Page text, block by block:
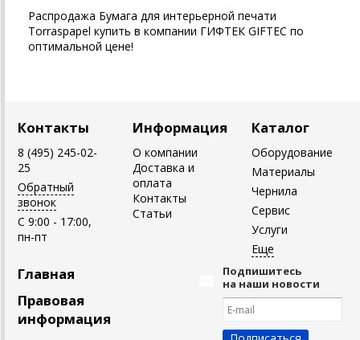
Распродажа Бумага для интерьерной печати
Torraspapel купить в компании ГИФТЕК GIFTEC по
оптимальной цене!
Контакты
8 (495) 245-02-
25
Обратный
звонок
C 9:00 - 17:00,
пн-пт
Информация
О компании
Доставка и
оплата
Контакты
Статьи
Каталог
Оборудование
Материалы
Чернила
Сервис
Услуги
Главная
Правовая
информация
Подпишитесь
на наши новости